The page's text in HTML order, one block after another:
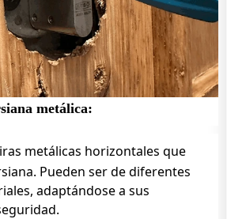
metálica:
metálicas horizontales que
Pueden ser de diferentes
adaptándose a sus